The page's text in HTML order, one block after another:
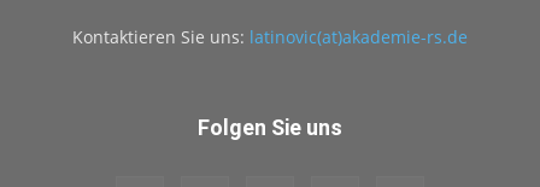
Kontaktieren Sie uns: latinovic(at)akademie-rs.de
Folgen Sie uns